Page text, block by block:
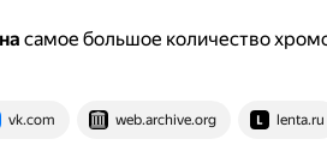
самое большое количество
vk.com web.archive.org lenta.ru